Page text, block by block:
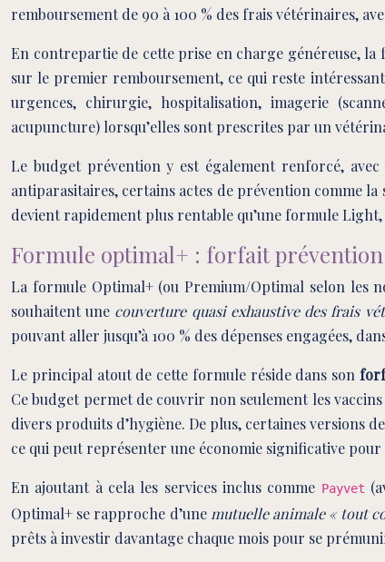
remboursement de 90 à 100 % des frais vétérinaires,
En contrepartie de cette prise en charge généreuse, la
sur le premier remboursement, ce qui reste
urgences, chirurgie, hospitalisation, imagerie
acupuncture) lorsqu’elles sont prescrites par un
Le budget prévention y est également renforcé,
antiparasitaires, certains actes de prévention comme
devient rapidement plus rentable qu’une formule
Formule optimal+ : forfait
La formule Optimal+ (ou Premium/Optimal selon les
souhaitent une couverture quasi exhaustive des frais
pouvant aller jusqu’à 100 % des dépenses engagées,
Le principal atout de cette formule réside dans son
Ce budget permet de couvrir non seulement les
divers produits d’hygiène. De plus, certaines versions
ce qui peut représenter une économie significative
En ajoutant à cela les services inclus comme Payvet
Optimal+ se rapproche d’une mutuelle animale « tout
prêts à investir davantage chaque mois pour se